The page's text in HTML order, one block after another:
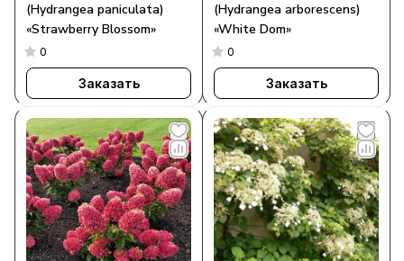
(Hydrangea paniculata)
«Strawberry Blossom»
0
Заказать
(Hydrangea arborescens)
«White Dom»
0
Заказать